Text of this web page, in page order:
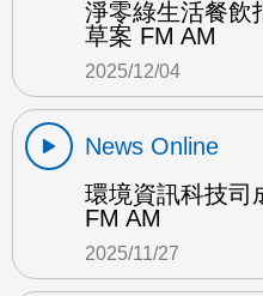
淨零綠生活餐飲
草案 FM AM
2025/12/04
News Online
環境資訊科技司
FM AM
2025/11/27